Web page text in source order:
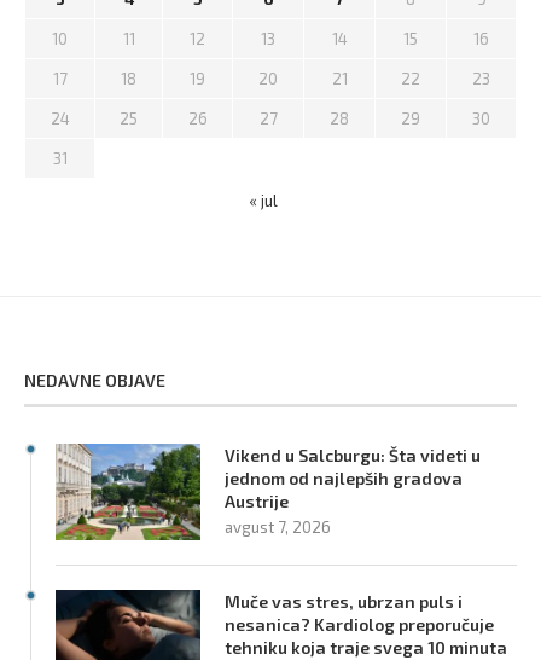
10 11 12 13 14 15 16
17 18 19 20 21 22 23
24 25 26 27 28 29 30
31
« jul
NEDAVNE OBJAVE
Vikend u Salcburgu: Šta videti u
jednom od najlepših gradova
Austrije
avgust 7, 2026
Muče vas stres, ubrzan puls i
nesanica? Kardiolog preporučuje
tehniku koja traje svega 10 minuta